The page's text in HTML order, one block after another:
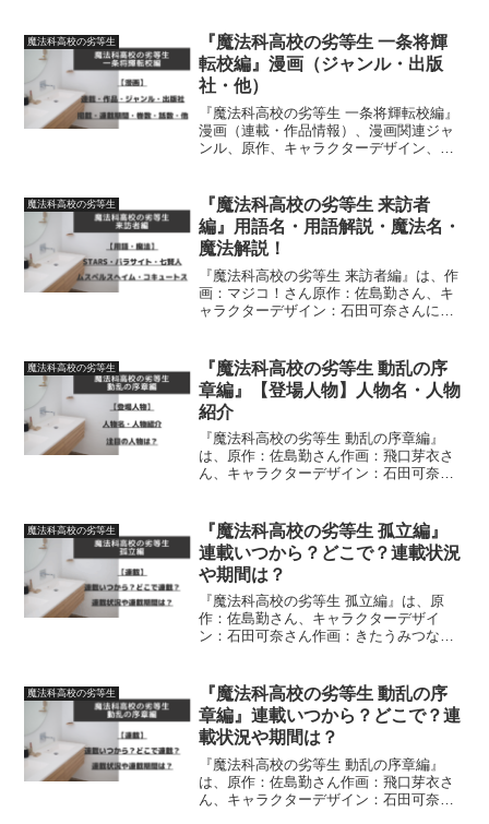
魔法科高校の劣等生
『魔法科高校の劣等生 一条将輝
転校編』漫画（ジャンル・出版
社・他）
『魔法科高校の劣等生 一条将輝転校編』
漫画（連載・作品情報）、漫画関連ジャ
ンル、原作、キャラクターデザイン、作
魔法科高校の劣等生
『魔法科高校の劣等生 来訪者
編』用語名・用語解説・魔法名・
魔法解説！
『魔法科高校の劣等生 来訪者編』は、作
画：マジコ！さん原作：佐島勤さん、キ
ャラクターデザイン：石田可奈さんによ
法解説】について詳しく紹介しています
魔法科高校の劣等生
『魔法科高校の劣等生 動乱の序
章編』【登場人物】人物名・人物
紹介
『魔法科高校の劣等生 動乱の序章編』
は、原作：佐島勤さん作画：飛口芽衣さ
ん、キャラクターデザイン：石田可奈さ
て、詳しく紹介しています
魔法科高校の劣等生
『魔法科高校の劣等生 孤立編』
連載いつから？どこで？連載状況
や期間は？
『魔法科高校の劣等生 孤立編』は、原
作：佐島勤さん、キャラクターデザイ
ン：石田可奈さん作画：きたうみつなさ
はじまったのか、どこで連載されている
のか、連載状況、連載期間に...
魔法科高校の劣等生
『魔法科高校の劣等生 動乱の序
章編』連載いつから？どこで？連
載状況や期間は？
『魔法科高校の劣等生 動乱の序章編』
は、原作：佐島勤さん作画：飛口芽衣さ
ん、キャラクターデザイン：石田可奈さ